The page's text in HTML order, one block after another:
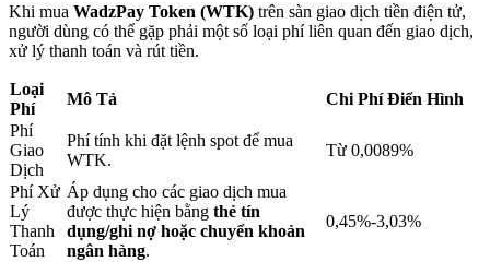
Khi mua WadzPay Token (WTK) trên sàn giao dịch tiền điện tử,
người dùng có thể gặp phải một số loại phí liên quan đến giao dịch,
xử lý thanh toán và rút tiền.
Loại
Phí
Mô Tả
Chi Phí Điển Hình
Phí
Giao
Dịch
Phí tính khi đặt lệnh spot để mua
WTK.
Từ 0,0089%
Phí Xử
Lý
Thanh
Toán
Áp dụng cho các giao dịch mua
được thực hiện bằng thẻ tín
dụng/ghi nợ hoặc chuyển khoản
ngân hàng.
0,45%-3,03%